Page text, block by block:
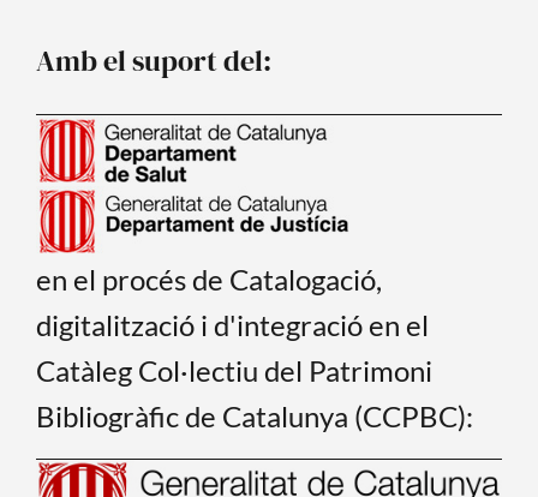
k
Amb el suport del:
en el procés de Catalogació,
digitalització i d'integració en el
Catàleg Col·lectiu del Patrimoni
Bibliogràfic de Catalunya (CCPBC):